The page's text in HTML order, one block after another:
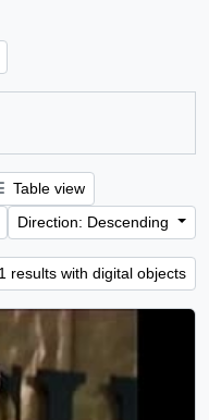
Table view
Direction: Descending
results with digital objects